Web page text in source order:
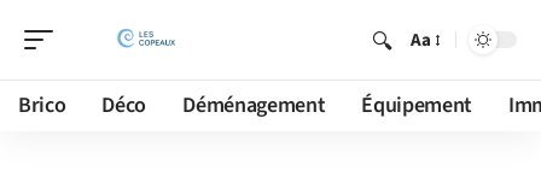
Aa
Brico Déco Déménagement Équipement